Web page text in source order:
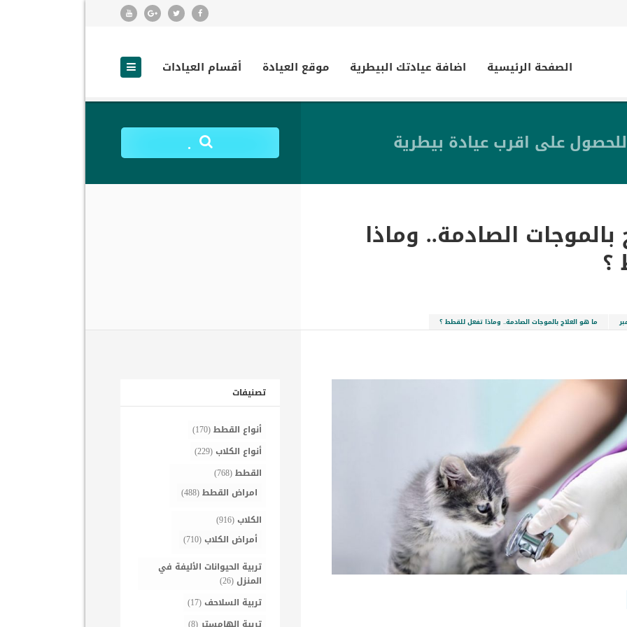
الصفحة الرئيسية اضافة عيادتك البيطرية موقع العيادة أقسام العيادات
للحصول على اقرب عيادة بيطرية .
بالموجات الصادمة.. وماذا
؟
ما هو العلاج بالموجات الصادمة.. وماذا تفعل للقطط ؟
تصنيفات
أنواع القطط(170)
أنواع الكلاب(229)
القطط(768)
امراض القطط(488)
الكلاب(916)
أمراض الكلاب(710)
تربية الحيوانات الأليفة في
المنزل(26)
تربية السلاحف(17)